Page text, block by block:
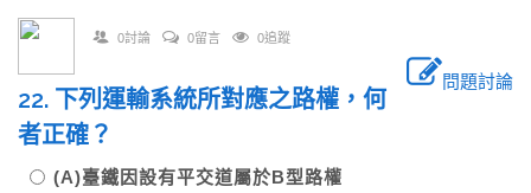
0討論 0留言 0追蹤
問題討論
22. 下列運輸系統所對應之路權，何
者正確？
(A)臺鐵因設有平交道屬於B型路權